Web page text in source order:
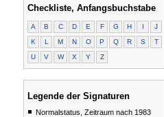
Checkliste, Anfangsbuchstabe
A B C D E F G H I
J
K
L M N O P Q R S
T
U
V W X Y Z
Legende der Signaturen
Normalstatus, Zeitraum nach 1983